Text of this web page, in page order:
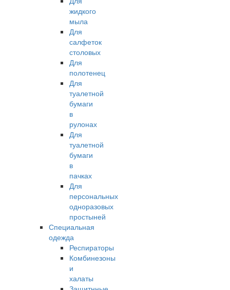
жидкого
мыла
Для
салфеток
столовых
Для
полотенец
Для
туалетной
бумаги
в
рулонах
Для
туалетной
бумаги
в
пачках
Для
персональных
одноразовых
простыней
Специальная
одежда
Респираторы
Комбинезоны
и
халаты